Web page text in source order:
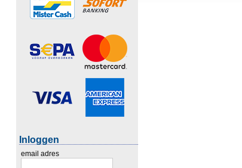
Inloggen
email adres